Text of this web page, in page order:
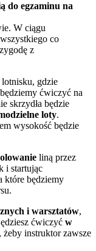
do egzaminu na
W ciągu
co
z
lotnisku, gdzie
ćwiczyć na
skrzydła będzie
loty.
wysokość będzie
liną przez
i startując
które będziemy
i warsztatów,
ćwiczyć w
, żeby instruktor zawsze